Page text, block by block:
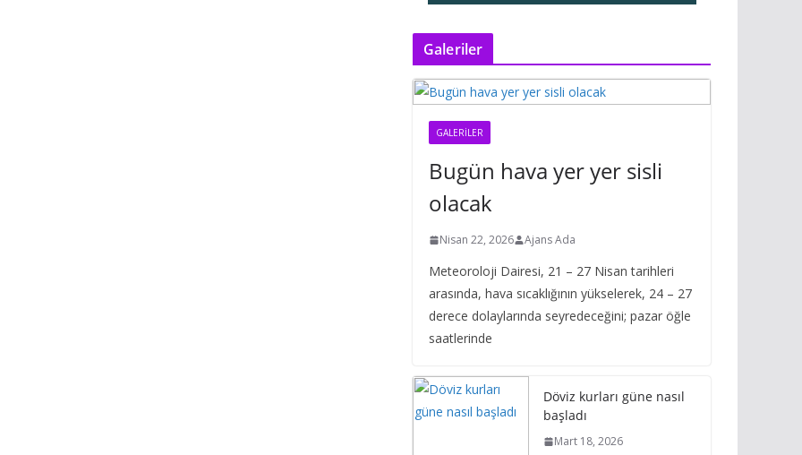
Galeriler
GALERILER
Bugün hava yer yer sisli
olacak
Nisan 22, 2026 Ajans Ada
Meteoroloji Dairesi, 21 – 27 Nisan tarihleri
arasında, hava sıcaklığının yükselerek, 24 – 27
derece dolaylarında seyredeceğini; pazar öğle
saatlerinde
Döviz kurları güne nasıl
başladı
Mart 18, 2026